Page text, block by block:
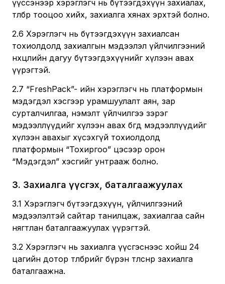
үүссэнээр хэрэглэгч нь бүтээгдэхүүн захиалах,
төлбөр тооцоо хийх, захиалга хянах эрхтэй болно.
2.6 Хэрэглэгч нь бүтээгдэхүүн захиалсан
тохиолдолд захиалгын мэдээлэл үйлчилгээний
нөхцөлийн дагуу бүтээгдэхүүнийг хүлээн авах
үүрэгтэй.
2.7 “FreshPack”- ийн хэрэглэгч нь платформын
мэдэгдэл хэсгээр урамшуулалт аян, зар
сурталчилгаа, нэмэлт үйлчилгээ зэрэг
мэдээллүүдийг хүлээн авах бөгөөд мэдээллүүдийг
хүлээн авахыг хүсэхгүй тохиолдолд
платформын “Тохиргоо” цэсээр орон
“Мэдэгдэл” хэсгийг унтрааж болно.
3. Захиалга үүсгэх, баталгаажуулах
3.1 Хэрэглэгч бүтээгдэхүүн, үйлчилгээний
мэдээлэлтэй сайтар танилцаж, захиалгаа сайн
нягтлан баталгаажуулах үүрэгтэй.
3.2 Хэрэглэгч нь захиалга үүсгэснээс хойш 24
цагийн дотор төлбөрийг бүрэн төлснөөр захиалга
баталгаажна.